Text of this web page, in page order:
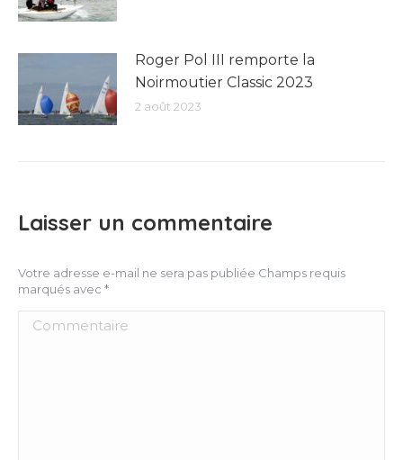
Roger Pol III remporte la
Noirmoutier Classic 2023
2 août 2023
Laisser un commentaire
Votre adresse e-mail ne sera pas publiée Champs requis
marqués avec *
Commentaire